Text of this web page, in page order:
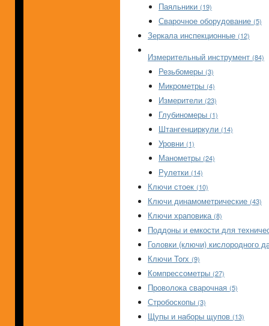
Паяльники (19)
Сварочное оборудование (5)
Зеркала инспекционные (12)
Измерительный инструмент (84)
Резьбомеры (3)
Микрометры (4)
Измерители (23)
Глубиномеры (1)
Штангенциркули (14)
Уровни (1)
Манометры (24)
Рулетки (14)
Ключи стоек (10)
Ключи динамометрические (43)
Ключи храповика (8)
Поддоны и емкости для
Головки (ключи) кислородного
Ключи Torx (9)
Компрессометры (27)
Проволока сварочная (5)
Стробоскопы (3)
Щупы и наборы щупов (13)